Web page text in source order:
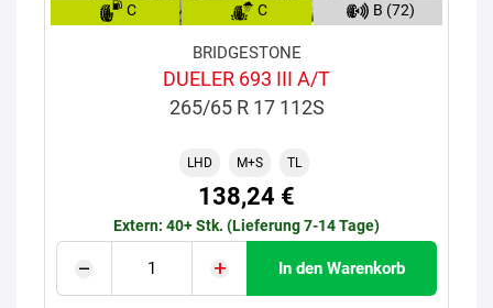
C C B (72)
BRIDGESTONE
DUELER 693 III A/T
265/65 R 17 112S
LHD M+S TL
138,24 €
Extern: 40+ Stk. (Lieferung 7-14 Tage)
In den Warenkorb